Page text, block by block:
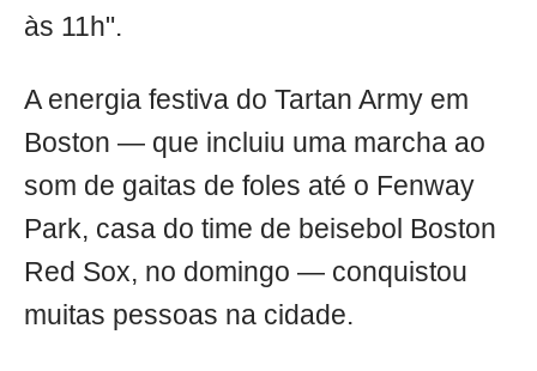
às 11h".
A energia festiva do Tartan Army em
Boston — que incluiu uma marcha ao
som de gaitas de foles até o Fenway
Park, casa do time de beisebol Boston
Red Sox, no domingo — conquistou
muitas pessoas na cidade.